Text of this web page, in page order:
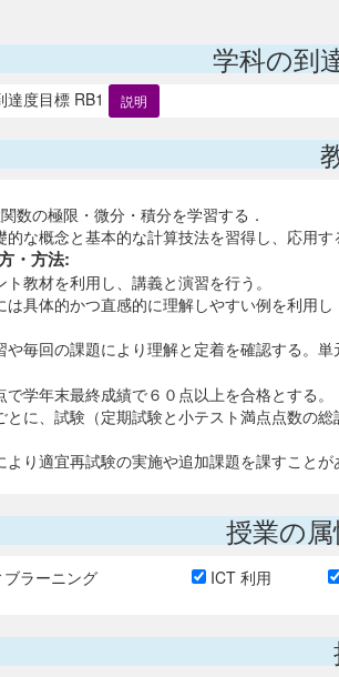
学科の到
達度目標 RB1 説明
数の極限・微分・積分を学習する．
的な概念と基本的な計算技法を習得し、応用す
・方法:
教材を利用し、講義と演習を行う。
は具体的かつ直感的に理解しやすい例を利用
や毎回の課題により理解と定着を確認する。
で学年末最終成績で６０点以上を合格とする。
とに、試験（定期試験と小テスト満点点数の
より適宜再試験の実施や追加課題を課すこと
授業の
ブラーニング ICT 利用